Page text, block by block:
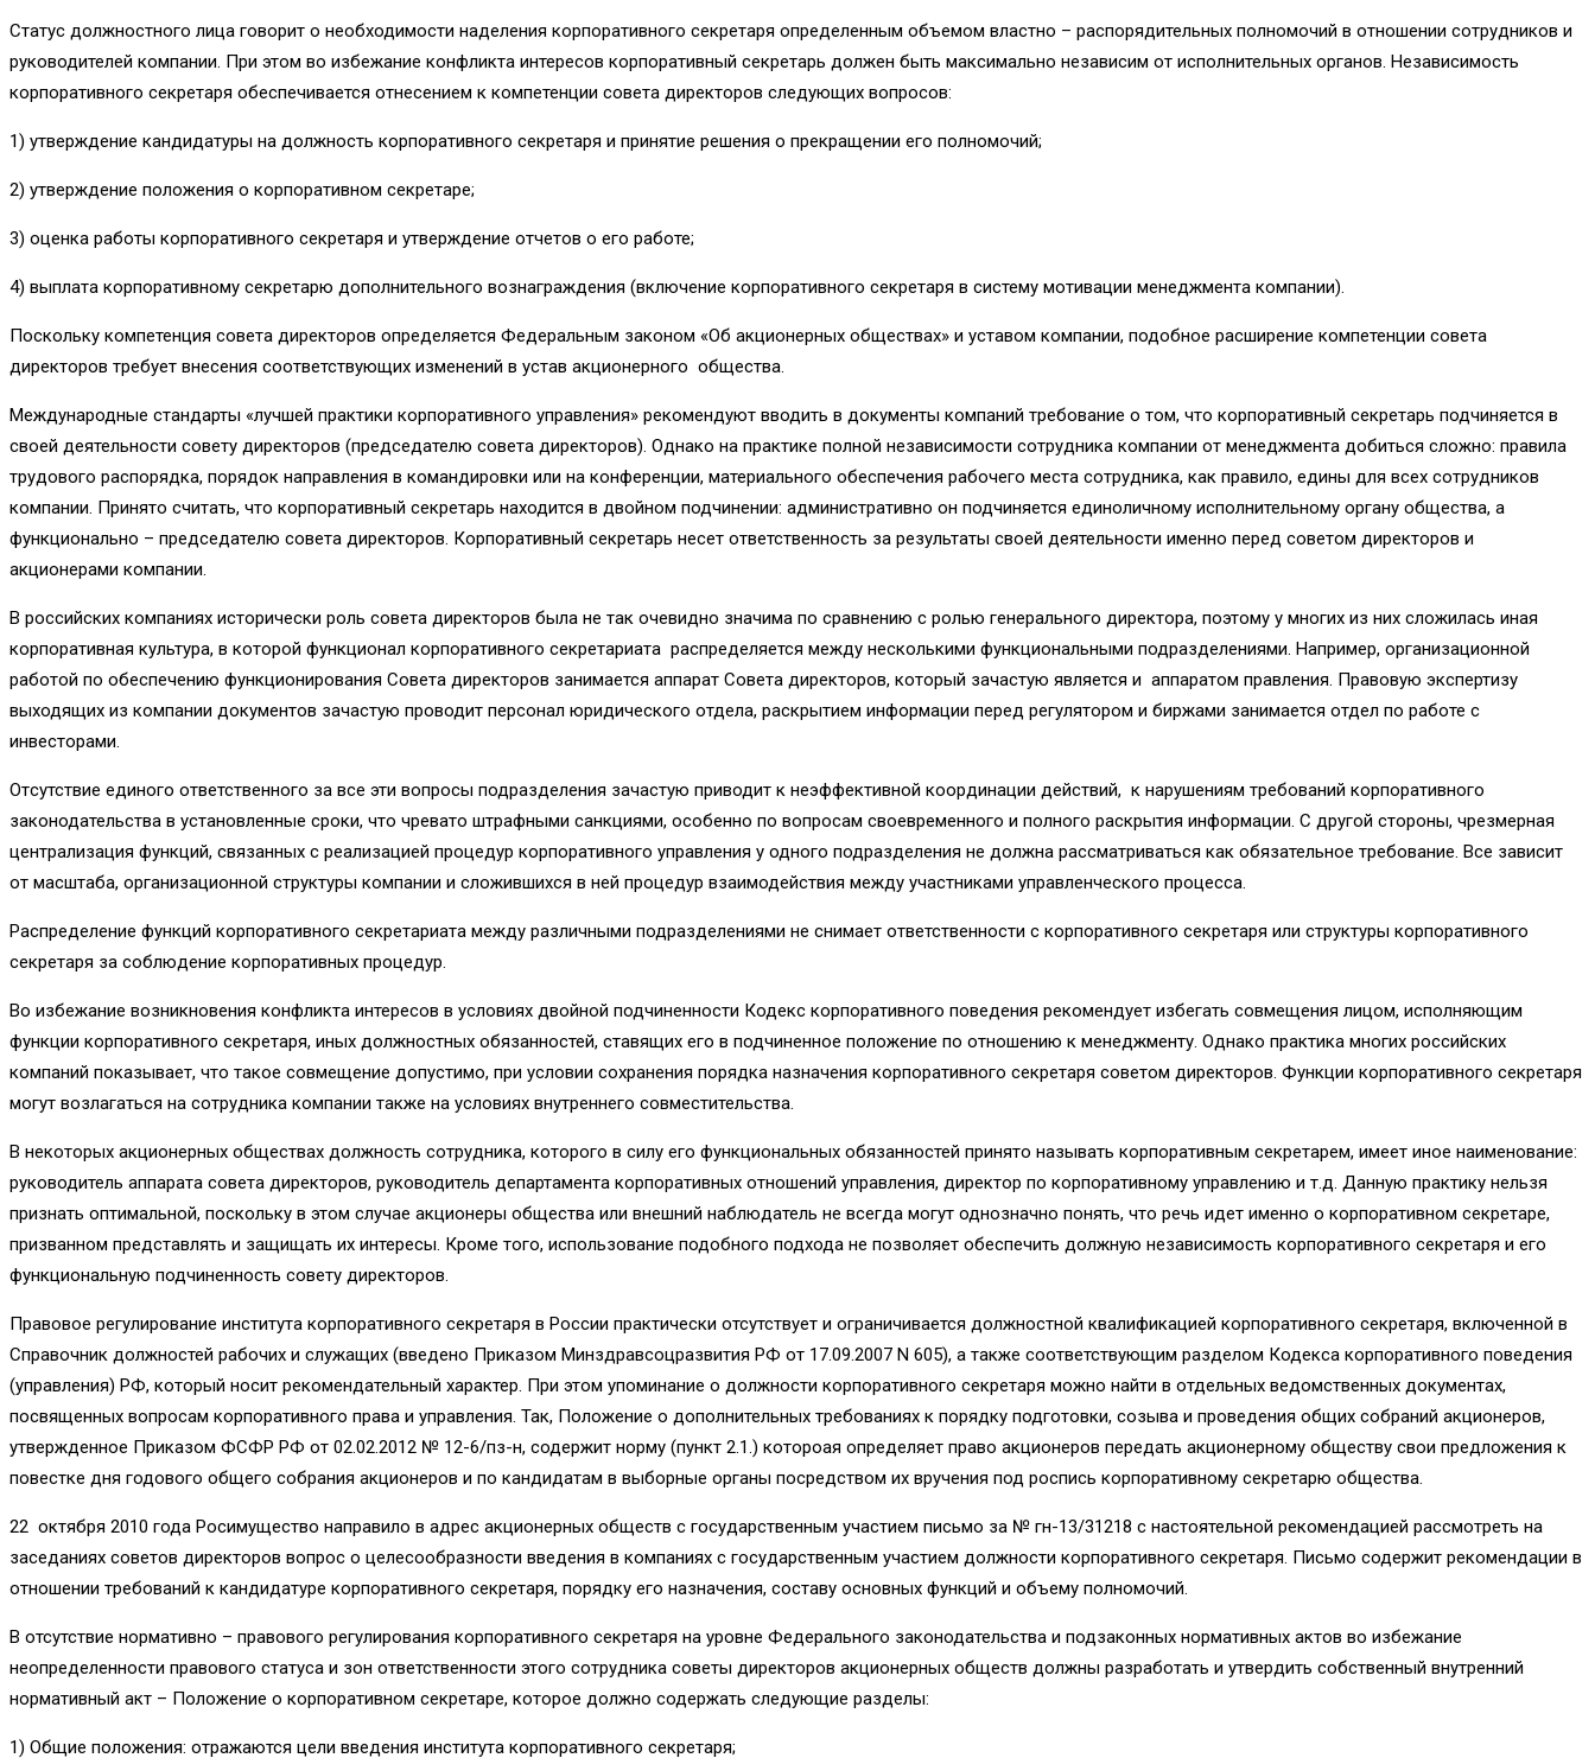
Статус должностного лица говорит о необходимости наделения корпоративного секретаря определенным объемом властно – распорядительных полномочий в отношении сотрудников и
руководителей компании. При этом во избежание конфликта интересов корпоративный секретарь должен быть максимально независим от исполнительных органов. Независимость
корпоративного секретаря обеспечивается отнесением к компетенции совета директоров следующих вопросов:
1) утверждение кандидатуры на должность корпоративного секретаря и принятие решения о прекращении его полномочий;
2) утверждение положения о корпоративном секретаре;
3) оценка работы корпоративного секретаря и утверждение отчетов о его работе;
4) выплата корпоративному секретарю дополнительного вознаграждения (включение корпоративного секретаря в систему мотивации менеджмента компании).
Поскольку компетенция совета директоров определяется Федеральным законом «Об акционерных обществах» и уставом компании, подобное расширение компетенции совета
директоров требует внесения соответствующих изменений в устав акционерного общества.
Международные стандарты «лучшей практики корпоративного управления» рекомендуют вводить в документы компаний требование о том, что корпоративный секретарь подчиняется в
своей деятельности совету директоров (председателю совета директоров). Однако на практике полной независимости сотрудника компании от менеджмента добиться сложно: правила
трудового распорядка, порядок направления в командировки или на конференции, материального обеспечения рабочего места сотрудника, как правило, едины для всех сотрудников
компании. Принято считать, что корпоративный секретарь находится в двойном подчинении: административно он подчиняется единоличному исполнительному органу общества, а
функционально – председателю совета директоров. Корпоративный секретарь несет ответственность за результаты своей деятельности именно перед советом директоров и
акционерами компании.
В российских компаниях исторически роль совета директо­ров была не так очевидно значима по сравнению с ролью гене­рального директора, поэтому у многих из них сложилась иная
корпора­тивная культура, в которой функционал корпоративного секретариата распределяется между несколькими функциональными подразделениями. Напри­мер, организационной
работой по обеспечению функциониро­вания Совета директоров занимается аппарат Совета директоров, который зачастую является и аппаратом правления. Правовую экспертизу
выходящих из компании документов зачастую проводит персонал юридического отдела, раскрытием ин­формации перед регулятором и биржами занимается отдел по работе с
инвесторами.
От­сутствие единого ответственного за все эти вопросы подразделения зачастую приводит к неэффективной координации действий, к нарушениям требований корпоративного
законодательства в установленные сроки, что чревато штрафными санкциями, особенно по вопросам своевременного и полного раскрытия информации. С другой стороны, чрезмерная
централизация функций, связанных с реализацией процедур корпоративного управления у одного подразделения не должна рассматриваться как обязательное требование. Все зависит
от масштаба, организационной структуры компании и сложив­шихся в ней процедур взаимодействия между участниками управленческого процесса.
Распределение функций корпоративного секретариата между различными подразделениями не снимает ответственности с корпоративного секретаря или структуры корпоративного
секретаря за соблюдение корпоративных процедур.
Во избежание возникновения конфликта интересов в условиях двойной подчиненности Кодекс корпоративного поведения рекомендует избегать совмещения лицом, исполняющим
функции корпоративного секретаря, иных должностных обязанностей, ставящих его в подчиненное положение по отношению к менеджменту. Однако практика многих российских
компаний показывает, что такое совмещение допустимо, при условии сохранения порядка назначения корпоративного секретаря советом директоров. Функции корпоративного секретаря
могут возлагаться на сотрудника компании также на условиях внутреннего совместительства.
В некоторых акционерных обществах должность сотрудника, которого в силу его функциональных обязанностей принято называть корпоративным секретарем, имеет иное наименование:
руководитель аппарата совета директоров, руководитель департамента корпоративных отношений управления, директор по корпоративному управлению и т.д. Данную практику нельзя
признать оптимальной, поскольку в этом случае акционеры общества или внешний наблюдатель не всегда могут однозначно понять, что речь идет именно о корпоративном секретаре,
призванном представлять и защищать их интересы. Кроме того, использование подобного подхода не позволяет обеспечить должную независимость корпоративного секретаря и его
функциональную подчиненность совету директоров.
Правовое регулирование института корпоративного секретаря в России практически отсутствует и ограничивается должностной квалификацией корпоративного секретаря, включенной в
Справочник должностей рабочих и служащих (введено Приказом Минздравсоцразвития РФ от 17.09.2007 N 605), а также соответствующим разделом Кодекса корпоративного поведения
(управления) РФ, который носит рекомендательный характер. При этом упоминание о должности корпоративного секретаря можно найти в отдельных ведомственных документах,
посвященных вопросам корпоративного права и управления. Так, Положение о дополнительных требованиях к порядку подготовки, созыва и проведения общих собраний акционеров,
утвержденное Приказом ФСФР РФ от 02.02.2012 № 12-6/пз-н, содержит норму (пункт 2.1.) котороая определяет право акционеров передать акционерному обществу свои предложения к
повестке дня годового общего собрания акционеров и по кандидатам в выборные органы посредством их вручения под роспись корпоративному секретарю общества.
22 октября 2010 года Росимущество направило в адрес акционерных обществ с государственным участием письмо за № гн-13/31218 с настоятельной рекомендацией рассмотреть на
заседаниях советов директоров вопрос о целесообразности введения в компаниях с государственным участием должности корпоративного секретаря. Письмо содержит рекомендации в
отношении требований к кандидатуре корпоративного секретаря, порядку его назначения, составу основных функций и объему полномочий.
В отсутствие нормативно – правового регулирования корпоративного секретаря на уровне Федерального законодательства и подзаконных нормативных актов во избежание
неопределенности правового статуса и зон ответственности этого сотрудника советы директоров акционерных обществ должны разработать и утвердить собственный внутренний
нормативный акт – Положение о корпоративном секретаре, которое должно содержать следующие разделы:
1) Общие положения: отражаются цели введения института корпоративного секретаря;